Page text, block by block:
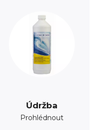
Údržba
Prohlédnout